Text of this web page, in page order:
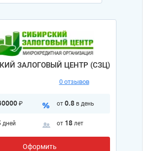
ЗАЛОГОВЫЙ ЦЕНТР (СЗЦ)
0 отзывов
₽ от 0.8 в день
дней от 18 лет
Оформить